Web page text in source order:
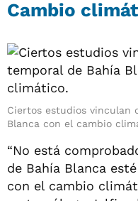
Cambio
Ciertos estudios vinculan
Blanca con el cambio
“No está
de Bahía Blanca
con el cambio